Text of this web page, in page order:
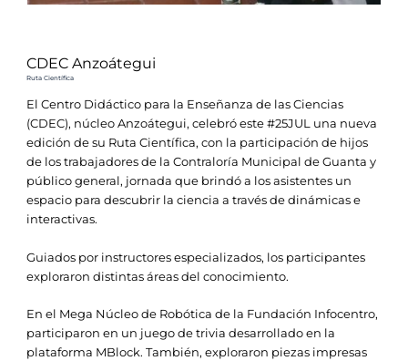
CDEC Anzoátegui
Ruta Científica
El Centro Didáctico para la Enseñanza de las Ciencias
(CDEC), núcleo Anzoátegui, celebró este #25JUL una nueva
edición de su Ruta Científica, con la participación de hijos
de los trabajadores de la Contraloría Municipal de Guanta y
público general, jornada que brindó a los asistentes un
espacio para descubrir la ciencia a través de dinámicas e
interactivas.
Guiados por instructores especializados, los participantes
exploraron distintas áreas del conocimiento.
En el Mega Núcleo de Robótica de la Fundación Infocentro,
participaron en un juego de trivia desarrollado en la
plataforma MBlock. También, exploraron piezas impresas